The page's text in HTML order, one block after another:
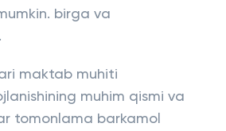
birga va
maktab muhiti
muhim qismi va
tomonlama barkamol